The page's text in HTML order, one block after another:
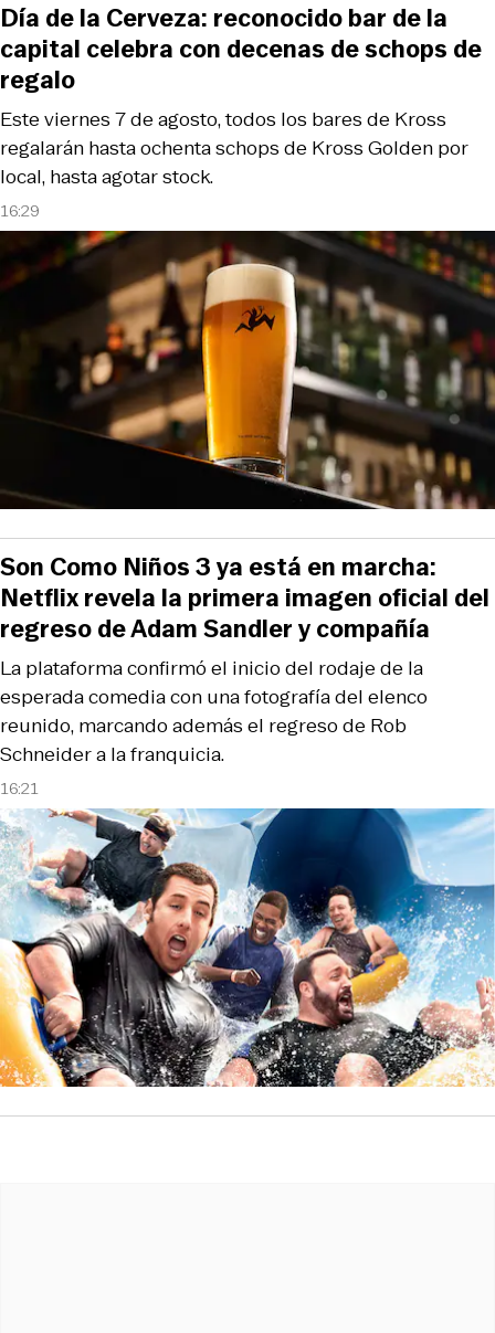
16:29
Este viernes 7 de agosto, todos los bares de Kross
regalarán hasta ochenta schops de Kross Golden por
local, hasta agotar stock.
Día de la Cerveza: reconocido bar de la
capital celebra con decenas de schops de
regalo
16:21
La plataforma confirmó el inicio del rodaje de la
esperada comedia con una fotografía del elenco
reunido, marcando además el regreso de Rob
Schneider a la franquicia.
Son Como Niños 3 ya está en marcha:
Netflix revela la primera imagen oficial del
regreso de Adam Sandler y compañía